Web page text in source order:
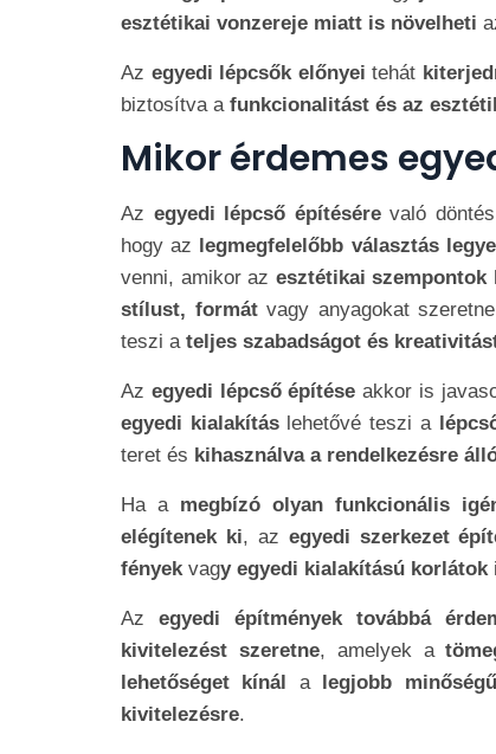
esztétikai vonzereje miatt is növelheti
Az egyedi lépcsők előnyeitehát
biztosítva afunkcionalitást és az
Mikor érdemes
Az egyedi lépcső építésérevaló
hogy az legmegfelelőbb választás
venni, amikor az esztétikai szempontok
stílust, formátvagy anyagokat
teszi a teljes szabadságot és
Az egyedi lépcső építése akkor is
egyedi kialakítás lehetővé teszi a
teret és kihasználva a rendelkezésre
Ha amegbízó olyan funkcionális
elégítenek ki, az egyedi szerkezet
fények vagy egyedi kialakítású korlátok
Az egyedi építmények továbbá
kivitelezést szeretne, amelyek a
lehetőséget kínál
a legjobb
kivitelezésre.